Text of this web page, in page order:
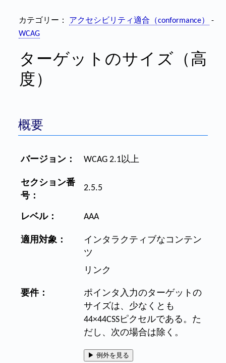
カテゴリー： アクセシビリティ適合（conformance）
-
WCAG
ターゲットのサイズ（高
度）
概要
バージョン： WCAG 2.1以上
セクション番
号：
2.5.5
レベル： AAA
適用対象：
インタラクティブなコンテン
ツ
リンク
要件：
ポインタ入力のターゲットの
サイズは、少なくとも
44×44CSSピクセルである。た
だし、次の場合は除く。
▶ 例外を見る